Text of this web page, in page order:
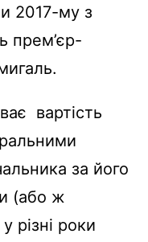
2017-му з
прем’єр-
вартість
за його
(або ж
різні роки